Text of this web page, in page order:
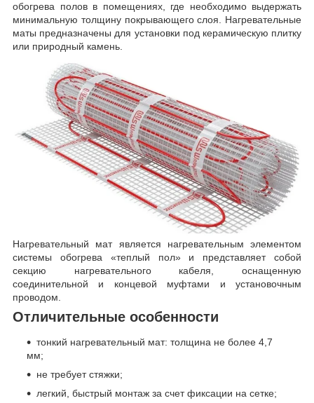
обогрева полов в помещениях, где необходимо выдержать
минимальную толщину покрывающего слоя. Нагревательные
маты предназначены для установки под керамическую плитку
или природный камень.
Нагревательный мат является нагревательным элементом
системы обогрева «теплый пол» и представляет собой
секцию нагревательного кабеля, оснащенную
соединительной и концевой муфтами и установочным
проводом.
Отличительные особенности
тонкий нагревательный мат: толщина не более 4,7
мм;
не требует стяжки;
легкий, быстрый монтаж за счет фиксации на сетке;